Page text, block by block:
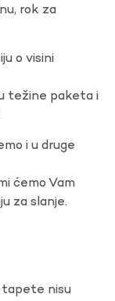
rok za
o visini
težine paketa i
i u druge
ćemo Vam
za slanje.
tapete nisu